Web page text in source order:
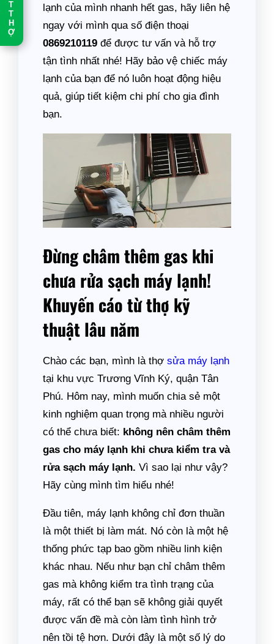
T
T
H
Ợ
lạnh của mình nhanh hết gas, hãy liên hệ
ngay với mình qua số điện thoại
0869210119 để được tư vấn và hỗ trợ
tận tình nhất nhé! Hãy bảo vệ chiếc máy
lạnh của bạn để nó luôn hoạt động hiệu
quả, giúp tiết kiệm chi phí cho gia đình
bạn.
Đừng châm thêm gas khi
chưa rửa sạch máy lạnh!
Khuyến cáo từ thợ kỹ
thuật lâu năm
Chào các bạn, mình là thợ sửa máy lạnh
tại khu vực Trương Vĩnh Ký, quận Tân
Phú. Hôm nay, mình muốn chia sẻ một
kinh nghiệm quan trọng mà nhiều người
có thể chưa biết: không nên châm thêm
gas cho máy lạnh khi chưa kiểm tra và
rửa sạch máy lạnh. Vì sao lại như vậy?
Hãy cùng mình tìm hiểu nhé!
Đầu tiên, máy lạnh không chỉ đơn thuần
là một thiết bị làm mát. Nó còn là một hệ
thống phức tạp bao gồm nhiều linh kiện
khác nhau. Nếu như bạn chỉ châm thêm
gas mà không kiểm tra tình trạng của
máy, rất có thể bạn sẽ không giải quyết
được vấn đề mà còn làm tình hình trở
nên tồi tệ hơn. Dưới đây là một số lý do